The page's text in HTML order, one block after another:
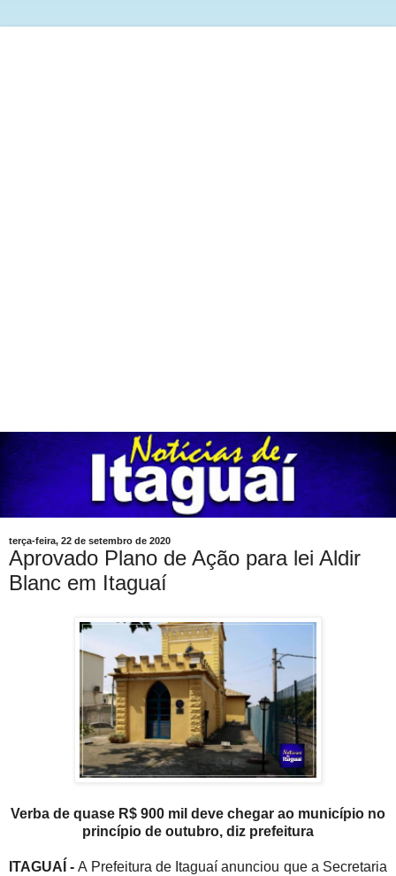
terça-feira, 22 de setembro de 2020
Aprovado Plano de Ação para lei Aldir
Blanc em Itaguaí
Verba de quase R$ 900 mil deve chegar ao município no
princípio de outubro, diz prefeitura
ITAGUAÍ -A Prefeitura de Itaguaí anunciou que a Secretaria